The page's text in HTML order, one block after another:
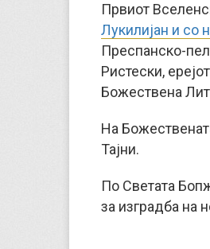
Првиот
Лукилијан и со
Преспанско-
Ристески,
Божествена
На
Тајни.
По Светата
за изградба на